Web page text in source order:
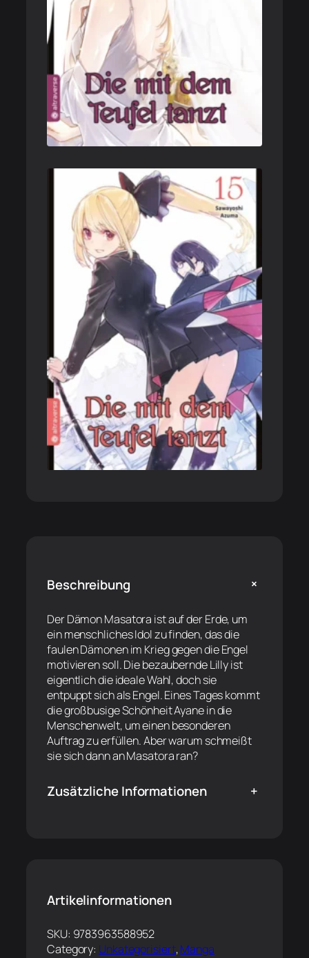
Beschreibung +
Der Dämon Masatora ist auf der Erde, um
ein menschliches Idol zu finden, das die
faulen Dämonen im Krieg gegen die Engel
motivieren soll. Die bezaubernde Lilly ist
eigentlich die ideale Wahl, doch sie
entpuppt sich als Engel. Eines Tages kommt
die großbusige Schönheit Ayane in die
Menschenwelt, um einen besonderen
Auftrag zu erfüllen. Aber warum schmeißt
sie sich dann an Masatora ran?
Zusätzliche Informationen +
Artikelinformationen
SKU: 9783963588952
Category: Unkategorisiert, Manga